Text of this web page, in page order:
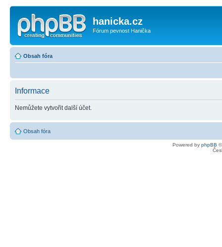
hanicka.cz
Fórum pevnost Hanička
Obsah fóra
Informace
Nemůžete vytvořit další účet.
Obsah fóra
Powered by phpBB